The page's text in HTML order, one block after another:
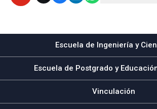
Escuela de Ingeniería y
Escuela de Postgrado y
Vinculación